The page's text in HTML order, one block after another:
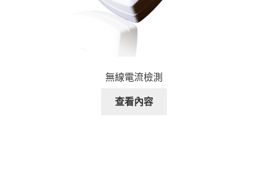
無線電流檢測
查看內容